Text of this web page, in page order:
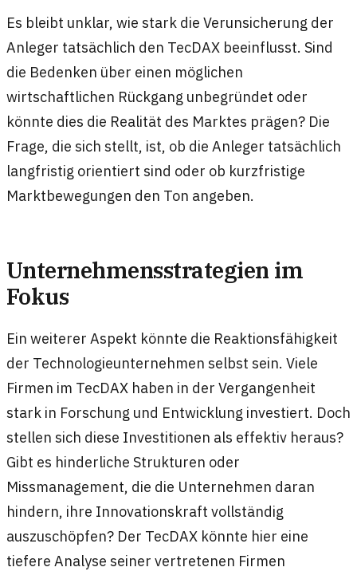
Es bleibt unklar, wie stark die Verunsicherung der
Anleger tatsächlich den TecDAX beeinflusst. Sind
die Bedenken über einen möglichen
wirtschaftlichen Rückgang unbegründet oder
könnte dies die Realität des Marktes prägen? Die
Frage, die sich stellt, ist, ob die Anleger tatsächlich
langfristig orientiert sind oder ob kurzfristige
Marktbewegungen den Ton angeben.
Unternehmensstrategien im
Fokus
Ein weiterer Aspekt könnte die Reaktionsfähigkeit
der Technologieunternehmen selbst sein. Viele
Firmen im TecDAX haben in der Vergangenheit
stark in Forschung und Entwicklung investiert. Doch
stellen sich diese Investitionen als effektiv heraus?
Gibt es hinderliche Strukturen oder
Missmanagement, die die Unternehmen daran
hindern, ihre Innovationskraft vollständig
auszuschöpfen? Der TecDAX könnte hier eine
tiefere Analyse seiner vertretenen Firmen